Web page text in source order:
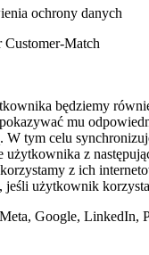
ochrony danych
Customer-Match
będziemy
mu
W tym celu
użytkownika z
z ich
jeśli użytkownik
Google, LinkedIn,